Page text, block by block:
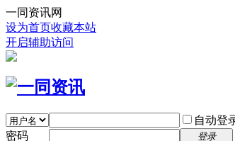
一同资讯网
设为首页收藏本站
开启辅助访问
自动登
密码
登录